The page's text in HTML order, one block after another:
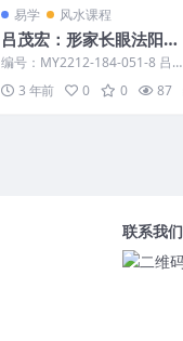
易学 风水课程
吕茂宏：形家长眼法阳宅
上课讲义.pdf
编号：MY2212-184-051-8 吕
茂宏：形家长眼法阳宅上课讲
义.pdf3 年前 0 0 87
联系我们